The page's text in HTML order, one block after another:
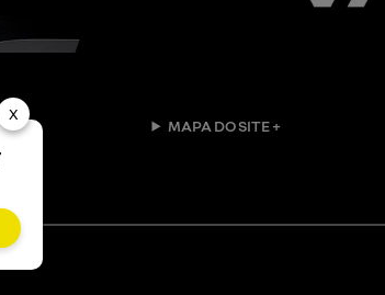
MAPA DO SITE +
X